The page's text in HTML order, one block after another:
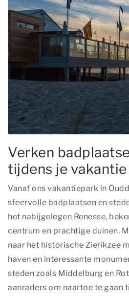
Verken
tijdens je
Vanaf ons vakantiepark in
sfeervolle badplaatsen en
het nabijgelegen Renesse,
centrum en prachtige duinen.
naar het historische Zierikzee
haven en interessante
steden zoals Middelburg en
aanraders om naartoe te gaan